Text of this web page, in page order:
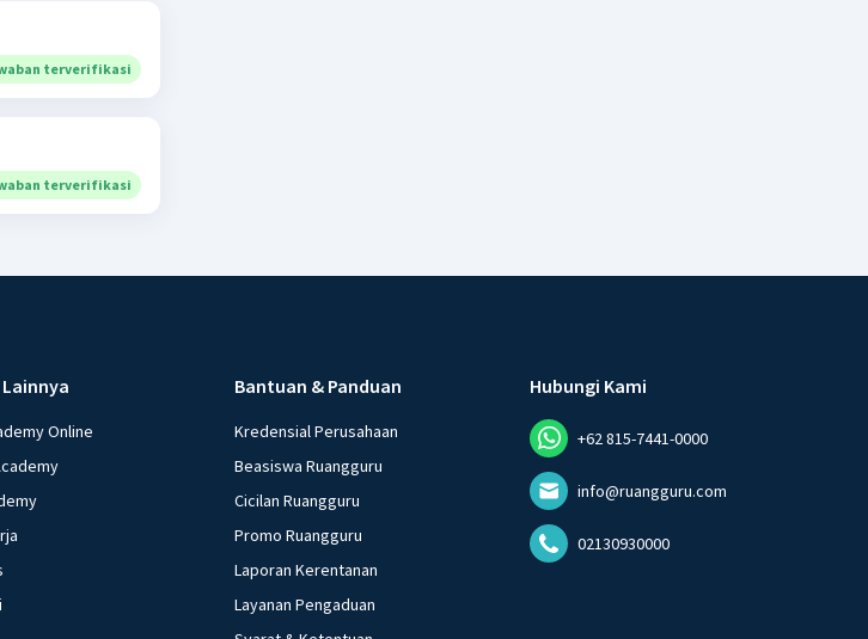
terverifikasi
terverifikasi
Online
Bantuan & Panduan
Kredensial Perusahaan
Beasiswa Ruangguru
Cicilan Ruangguru
Promo Ruangguru
Laporan Kerentanan
Layanan Pengaduan
Hubungi Kami
+62 815-7441-0000
info@ruangguru.com
02130930000